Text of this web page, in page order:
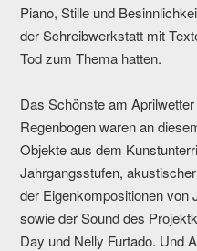
Piano, Stille und
der Schreibwerkstatt mit
Tod zum Thema hatten.
Das Schönste am
Regenbogen waren an
Objekte aus dem
Jahrgangsstufen,
der Eigenkompositionen von
sowie der Sound des
Day und Nelly Furtado. Und